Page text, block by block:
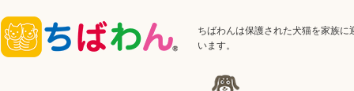
ちばわんは保護された犬猫を家族
います。